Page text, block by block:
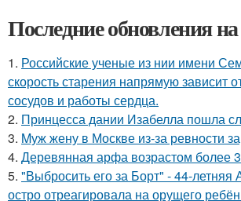
Последние обновления на
1. Российские ученые из нии имени
скорость старения напрямую зависит
сосудов и работы сердца.
2. Принцесса дании Изабелла пошла
3. Mуж жену в Москве из-за ревности
4. Деревянная арфа возрастом более
5. "Выбросить его за Борт" - 44-летняя
остро отреагировала на орущего